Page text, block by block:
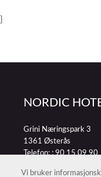
}
NORDIC
Grini Næringspark 3
1361 Østerås
Telefon: :90 15 09 90
Vi bruker